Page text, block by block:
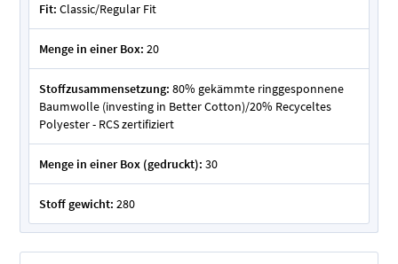
Fit: Classic/Regular Fit
Menge in einer Box: 20
Stoffzusammensetzung: 80% gekämmte ringgesponnene
Baumwolle (investing in Better Cotton)/20% Recyceltes
Polyester - RCS zertifiziert
Menge in einer Box (gedruckt): 30
Stoff gewicht: 280